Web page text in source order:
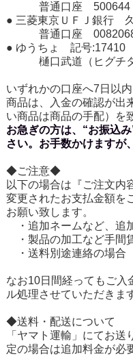
普通口座 500644 樋
● 三菱東京ＵＦＪ
普通口座 0082068
● ゆうちょ 記号:17410
樋口武道（ヒグチタ
いずれかの口座へ7日以
商品は、入金の確認が出
い商品は商品の手配）を
お急ぎの方は、“お振込
さい。お手数かけますが
◆ご注意◆
以下の場合は『ご注文内
変更されたお支払金額を
お願い致します。
・追加ネームなど、追
・製品の加工など手間
・送料別途連絡の場合
なお10日間経ってもご入
ル処理させていただきま
◆送料・配送について
「ヤマト運輸」にてお
定の場合は追加料金が必